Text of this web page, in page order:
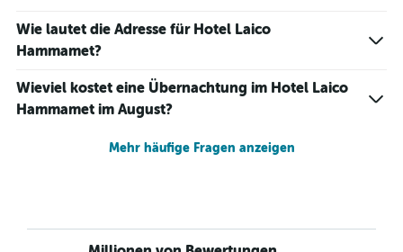
Wie lautet die Adresse für Hotel Laico
Hammamet?
Wieviel kostet eine Übernachtung im Hotel Laico
Hammamet im August?
Mehr häufige Fragen anzeigen